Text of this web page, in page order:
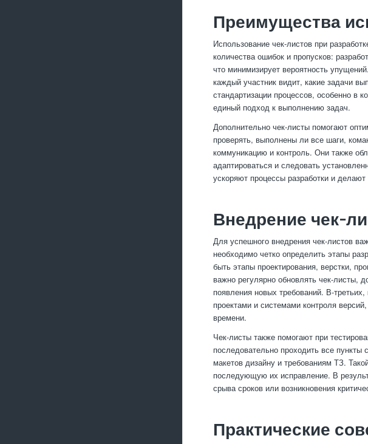
Преимущества
Использование чек-листов при
количества ошибок и пропусков:
что минимизирует вероятность
каждый участник видит, какие задачи
стандартизации процессов, особенно в
единый подход к выполнению задач.
Дополнительно чек-листы помогают
проверять, выполнены ли все шаги,
коммуникацию и контроль. Они также
адаптироваться и следовать
ускоряют процессы разработки и
Внедрение чек-
Для успешного внедрения чек-листов
необходимо четко определить этапы
быть этапы проектирования, верстки,
важно регулярно обновлять чек-листы,
появления новых требований. В-
проектами и системами контроля
времени.
Чек-листы также помогают при
последовательно проходить все пункты
макетов дизайну и требованиям ТЗ.
последующую их исправление. В
срыва сроков или возникновения
Практические